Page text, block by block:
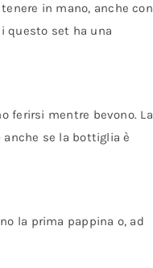
in mano, anche con
questo set ha una
ferirsi mentre bevono. La
se la bottiglia è
la prima pappina o, ad